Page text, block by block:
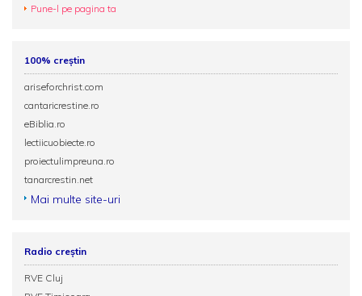
Pune-l pe pagina ta
100% creștin
ariseforchrist.com
cantaricrestine.ro
eBiblia.ro
lectiicuobiecte.ro
proiectulimpreuna.ro
tanarcrestin.net
Mai multe site-uri
Radio creștin
RVE Cluj